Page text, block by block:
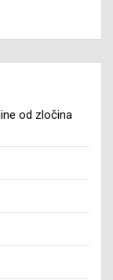
od zločina